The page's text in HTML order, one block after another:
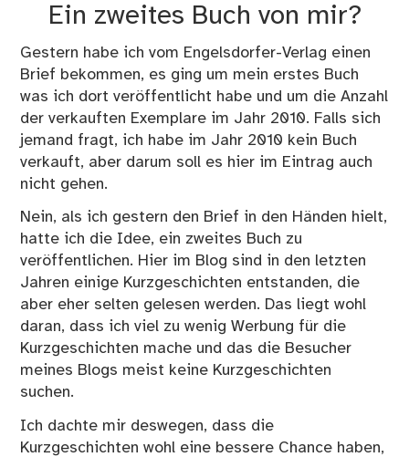
Ein zweites Buch von mir?
Gestern habe ich vom Engelsdorfer-Verlag einen
Brief bekommen, es ging um mein erstes Buch
was ich dort veröffentlicht habe und um die Anzahl
der verkauften Exemplare im Jahr 2010. Falls sich
jemand fragt, ich habe im Jahr 2010 kein Buch
verkauft, aber darum soll es hier im Eintrag auch
nicht gehen.
Nein, als ich gestern den Brief in den Händen hielt,
hatte ich die Idee, ein zweites Buch zu
veröffentlichen. Hier im Blog sind in den letzten
Jahren einige Kurzgeschichten entstanden, die
aber eher selten gelesen werden. Das liegt wohl
daran, dass ich viel zu wenig Werbung für die
Kurzgeschichten mache und das die Besucher
meines Blogs meist keine Kurzgeschichten
suchen.
Ich dachte mir deswegen, dass die
Kurzgeschichten wohl eine bessere Chance haben,